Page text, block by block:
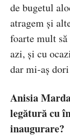
de bugetul
atragem și
foarte mult
azi, și cu
dar mi-aș
Anisia
legătură cu
inaugurare?